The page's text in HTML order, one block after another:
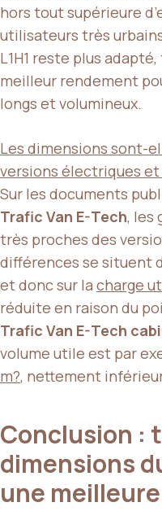
hors tout supérieure
utilisateurs très
L1H1 reste plus
meilleur rendement
longs et volumineux.
Les dimensions sont-
versions électriques
Sur les documents
Trafic Van E-Tech, les
très proches des
différences se situent
et donc sur la charge
réduite en raison du
Trafic Van E-Tech
volume utile est par
m?, nettement
Conclusion :
dimensions
une